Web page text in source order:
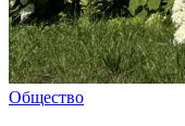
Общество